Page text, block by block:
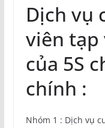
Dịch vụ
viên tạp
của 5S
chính :
Nhóm 1 : Dịch vụ